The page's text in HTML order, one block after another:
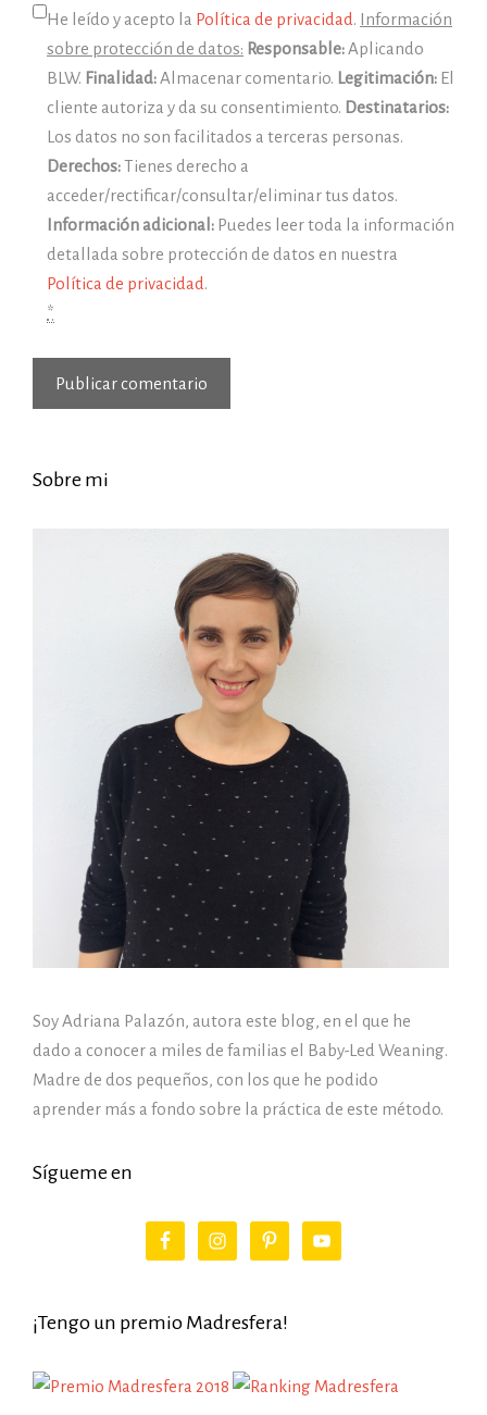
He leído y acepto la Política de privacidad . Información
sobre protección de datos: Responsable:Aplicando
BLW. Finalidad:Almacenar comentario. Legitimación: El
cliente autoriza y da su consentimiento. Destinatarios:
Los datos no son facilitados a terceras personas.
Derechos:Tienes derecho a
acceder/rectificar/consultar/eliminar tus datos.
Información adicional: Puedes leer toda la información
detallada sobre protección de datos en nuestra
Política de privacidad .
*
Sobre mi
Soy Adriana Palazón, autora este blog, en el que he
dado a conocer a miles de familias el Baby-Led Weaning.
Madre de dos pequeños, con los que he podido
aprender más a fondo sobre la práctica de este método.
Sígueme en
¡Tengo un premio Madresfera!